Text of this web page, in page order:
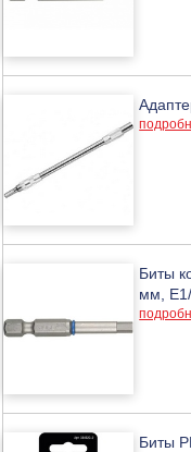
Биты
мм,
Биты